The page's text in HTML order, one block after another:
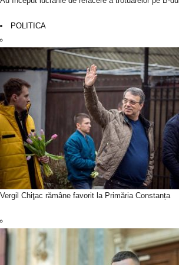
POLITICA
Vergil Chiţac rămâne favorit la Primăria Constanța